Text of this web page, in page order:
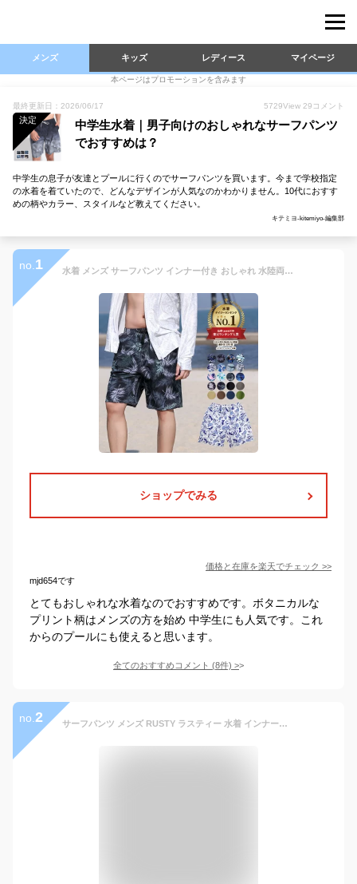
メンズ キッズ レディース マイページ
本ページはプロモーションを含みます
最終更新日：2026/06/17 5729View 29 コメント
決定
中学生水着｜男子向けのおしゃれなサーフパンツ
でおすすめは？
中学生の息子が友達とプールに行くのでサーフパンツを買います。今まで学校指定
の水着を着ていたので、どんなデザインが人気なのかわかりません。10代におすす
めの柄やカラー、スタイルなど教えてください。
キテミヨ-kitemiyo-編集部
no. 1 水着 メンズ サーフパンツ インナー付き おしゃれ 水陸両用 ボードショーツ 海パン トランクス 黒 白 夏 薄手 膝丈 ひざ丈 ポケット ウエストゴム ひも付き 裏地付き ボタニカル プール 海水浴 旅行 リゾート スポーツ フィットネス マリン サーフィン アウトドア レジャー
ショップでみる
価格と在庫を楽天でチェック >>
mjd654です
とてもおしゃれな水着なのでおすすめです。ボタニカルな
プリント柄はメンズの方を始め 中学生にも人気です。これ
からのプールにも使えると思います。
全てのおすすめコメント (8件) >
no. 2 サーフパンツ メンズ RUSTY ラスティー 水着 インナー付き ボードショーツ サーフブランド ゴムウエストトランクス 海パン 迷彩柄【翌日配達可能なメール便対応】 【あす楽対応】 919424